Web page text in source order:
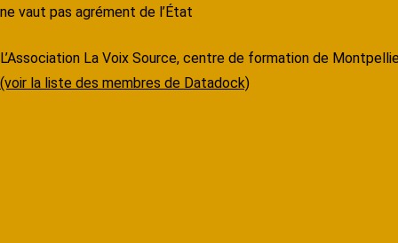
ne vaut pas agrément de l’État
L’Association La Voix Source, centre de formation de
(voir la liste des membres de Datadock)